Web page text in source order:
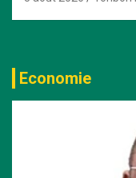
Economie